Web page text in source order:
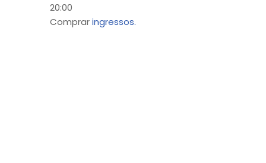
20:00
Compraringressos.